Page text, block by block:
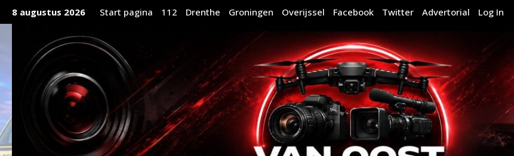
naar
8 augustus 2026 Start pagina 112 Drenthe Groningen Overijssel Facebook Twitter Advertorial Log In